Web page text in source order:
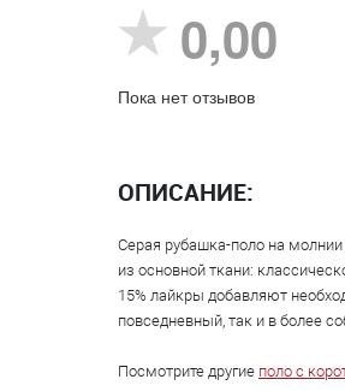
0,00
Пока нет отзывов
ОПИСАНИЕ:
Серая рубашка-поло на молнии
из основной ткани:
15% лайкры добавляют
повседневный, так и в более
Посмотрите другие поло с